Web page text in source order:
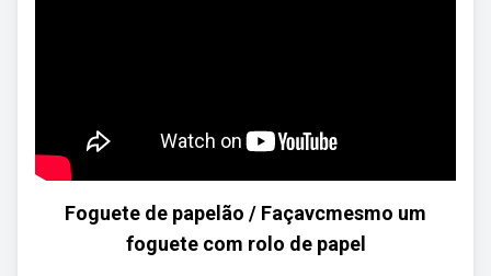
Foguete de papelão / Façavcmesmo um
foguete com rolo de papel